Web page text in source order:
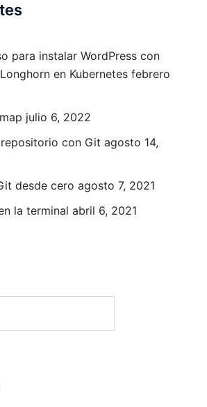
para instalar WordPress con
en Kubernetes febrero
julio 6, 2022
con Git agosto 14,
desde cero agosto 7, 2021
la terminal abril 6, 2021